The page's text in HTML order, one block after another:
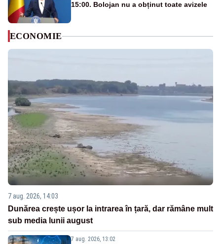
15:00. Bolojan nu a obținut toate avizele
ECONOMIE
7 aug. 2026, 14:03
Dunărea crește ușor la intrarea în țară, dar rămâne mult
sub media lunii august
7 aug. 2026, 13:02